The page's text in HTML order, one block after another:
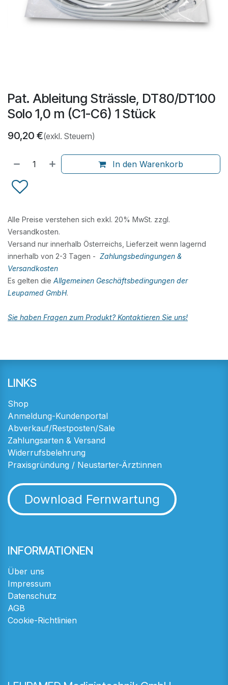
Pat. Ableitung Strässle, DT80/DT100
Solo 1,0 m (C1-C6) 1 Stück
90,20 €(exkl. Steuern)
In den Warenkorb
Alle Preise verstehen sich exkl. 20% MwSt. zzgl.
Versandkosten.
Versand nur innerhalb Österreichs, Lieferzeit wenn lagernd
innerhalb von 2-3 Tagen - Zahlungsbedingungen &
Versandkosten
Es gelten die Allgemeinen Geschäftsbedingungen der
Leupamed GmbH.
Sie haben Fragen zum Produkt? Kontaktieren Sie uns!
LINKS
Shop
Anmeldung-Kundenportal
Abverkauf/Restposten/Sale
Zahlungsarten & Versand
Widerrufsbelehrung
Praxisgründung / Neustarter-Ärzt:innen
Download Fernwartung
INFORMATIONEN
Über uns
Impressum
Datenschutz
AGB
Cookie-Richtlinien